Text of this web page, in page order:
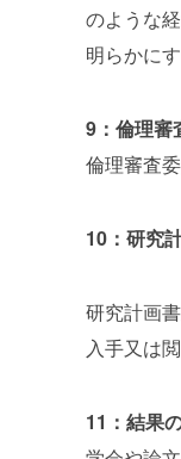
のような
明らかに
9：倫理審
倫理審査
10： 研究
研究計画
入手又は
11：結果